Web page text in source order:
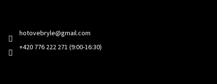
hotovebryle@gmail.com
+420 776 222 271 (9:00-16:30)